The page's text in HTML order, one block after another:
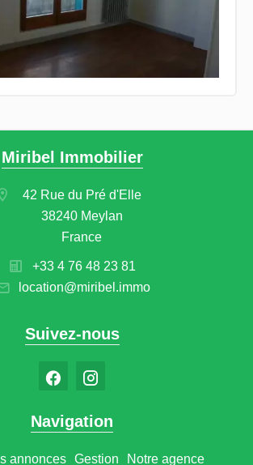
Miribel Immobilier
42 Rue du Pré d'Elle
38240 Meylan
France
+33 4 76 48 23 81
location@miribel.immo
Suivez-nous
Navigation
annonces Gestion Notre agence